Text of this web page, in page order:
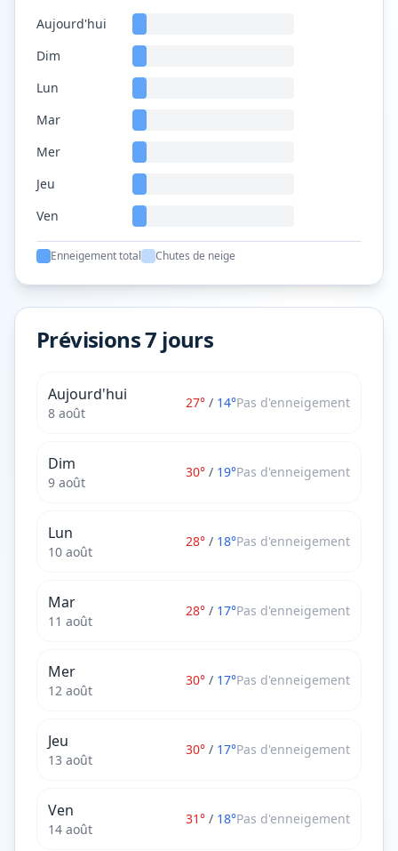
Aujourd'hui
Dim
Lun
Mar
Mer
Jeu
Ven
Enneigement total Chutes de neige
Prévisions 7 jours
Aujourd'hui
8 août
27° / 14°Pas d'enneigement
Dim
9 août
30° / 19°Pas d'enneigement
Lun
10 août
28° / 18°Pas d'enneigement
Mar
11 août
28° / 17°Pas d'enneigement
Mer
12 août
30° / 17°Pas d'enneigement
Jeu
13 août
30° / 17°Pas d'enneigement
Ven
14 août
31° / 18°Pas d'enneigement